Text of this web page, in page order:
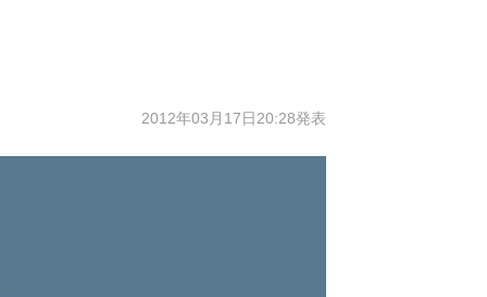
2012年03月17日20:28発表